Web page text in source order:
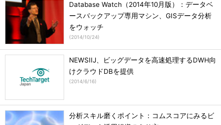
Database Watch（2014年10月版）：データベ
ースバックアップ専用マシン、GISデータ分析
をウォッチ
(2014/10/24)
NEWSIIJ、ビッグデータを高速処理するDWH向
けクラウドDBを提供
(2014/6/16)
分析スキル磨くポイント：コムスコアにみるビ